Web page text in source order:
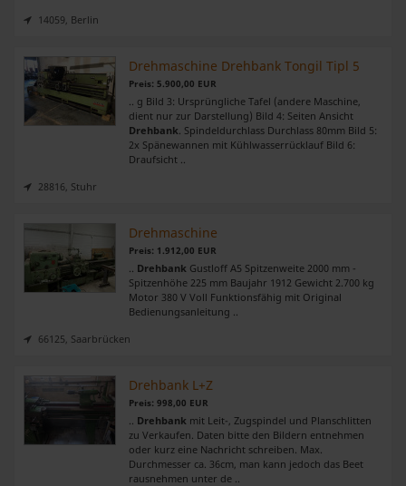
14059, Berlin
Drehmaschine Drehbank Tongil Tipl 5
Preis: 5.900,00 EUR
.. g Bild 3: Ursprüngliche Tafel (andere Maschine,
dient nur zur Darstellung) Bild 4: Seiten Ansicht
Drehbank . Spindeldurchlass Durchlass 80mm Bild 5:
2x Spänewannen mit Kühlwasserrücklauf Bild 6:
Draufsicht ..
28816, Stuhr
Drehmaschine
Preis: 1.912,00 EUR
Drehbank Gustloff A5 Spitzenweite 2000 mm -
Spitzenhöhe 225 mm Baujahr 1912 Gewicht 2.700 kg
Motor 380 V Voll Funktionsfähig mit Original
Bedienungsanleitung ..
66125, Saarbrücken
Drehbank L+Z
Preis: 998,00 EUR
Drehbank mit Leit-, Zugspindel und Planschlitten
zu Verkaufen. Daten bitte den Bildern entnehmen
oder kurz eine Nachricht schreiben. Max.
Durchmesser ca. 36cm, man kann jedoch das Beet
rausnehmen unter de ..